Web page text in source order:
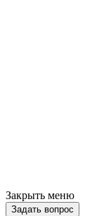
Закрыть меню
Задать вопрос